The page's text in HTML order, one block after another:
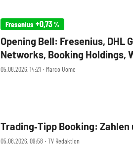
Fresenius +0,73%
05.08.2026, 14:21 ‧ Marco Uome
Opening Bell: Fresenius, DHL
Networks, Booking Holdings,
05.08.2026, 09:58 ‧ TV Redaktion
Trading‑Tipp Booking: